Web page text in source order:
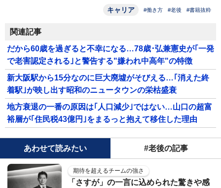
キャリア #働き方 #老後 #書籍抜粋
関連記事
だから60歳を過ぎると不幸になる…78歳･弘兼憲史が｢一発
で老害認定される｣と警告する"嫌われ中高年"の特徴
新大阪駅から15分なのに巨大廃墟がそびえる…｢消えた終
着駅｣が映し出す昭和のニュータウンの栄枯盛衰
地方衰退の一番の原因は｢人口減少｣ではない…山口の超富
裕層が｢住民税43億円｣をまるっと抱えて移住した理由
あわせて読みたい #老後の記事
期待を超えるチームの強さ
「さすが」の一言に込められた驚きや感